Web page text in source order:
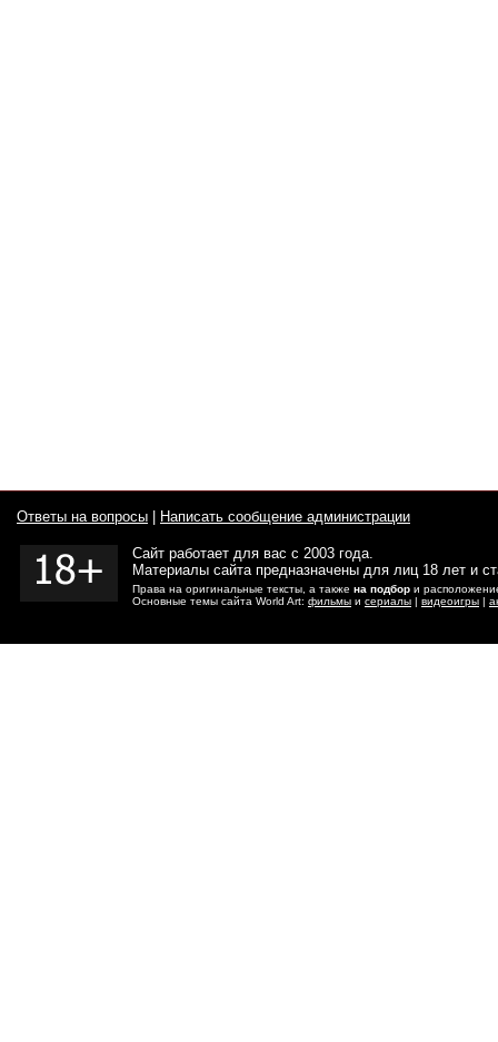
Ответы на вопросы Написать сообщение администрации
Сайт работает для вас с 2003 года.
Материалы сайта предназначены для лиц 18 лет и
Права на оригинальные тексты, а также на подбор и
Основные темы сайта World Art: фильмы и сериалы | видеоигры |